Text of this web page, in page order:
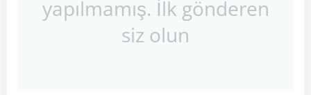
yapılmamış. İlk gönderen
siz olun